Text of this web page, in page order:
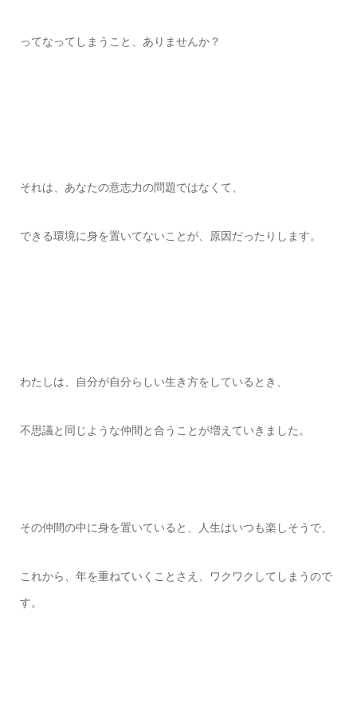
ってなってしまうこと、ありませんか？
それは、あなたの意志力の問題ではなくて、
できる環境に身を置いてないことが、原因だったりします。
わたしは、自分が自分らしい生き方をしているとき、
不思議と同じような仲間と合うことが増えていきました。
その仲間の中に身を置いていると、人生はいつも楽しそうで、
これから、年を重ねていくことさえ、ワクワクしてしまうので
す。